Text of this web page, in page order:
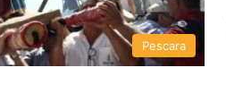
Pescara